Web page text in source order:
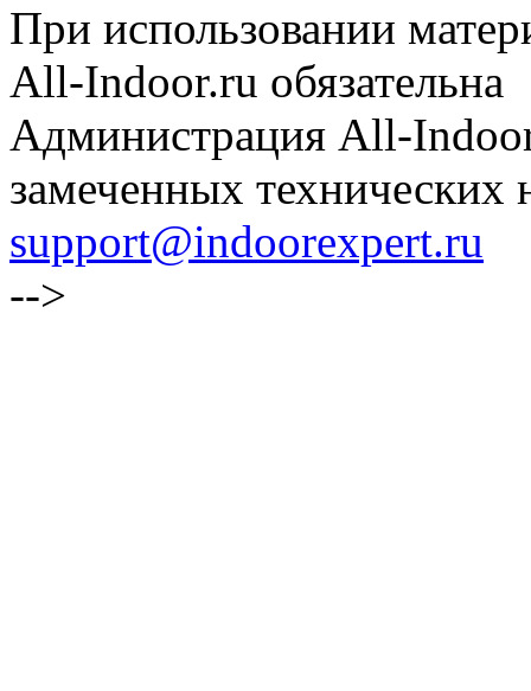
При использовании
All-Indoor.ru обязательна
Администрация All-
замеченных технических
support@indoorexpert.ru
-->